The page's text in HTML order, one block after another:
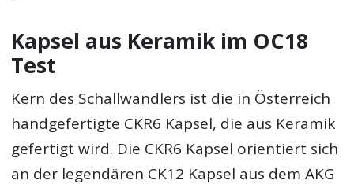
Kapsel aus Keramik im OC18
Test
Kern des Schallwandlers ist die in Österreich
handgefertigte CKR6 Kapsel, die aus Keramik
gefertigt wird. Die CKR6 Kapsel orientiert sich
an der legendären CK12 Kapsel aus dem AKG